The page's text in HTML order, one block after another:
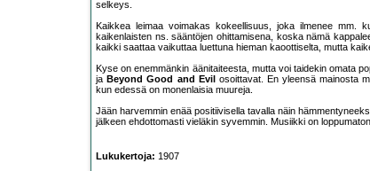
selkeys.
Kaikkea leimaa voimakas kokeellisuus, joka ilmenee mm.
kaikenlaisten ns. sääntöjen ohittamisena, koska nämä
kaikki saattaa vaikuttaa luettuna hieman kaoottiselta, mutta
Kyse on enemmänkin äänitaiteesta, mutta voi taidekin omata
ja Beyond Good and Evil osoittavat. En yleensä mainosta
kun edessä on monenlaisia muureja.
Jään harvemmin enää positiivisella tavalla näin
jälkeen ehdottomasti vieläkin syvemmin. Musiikki on
Lukukertoja: 1907